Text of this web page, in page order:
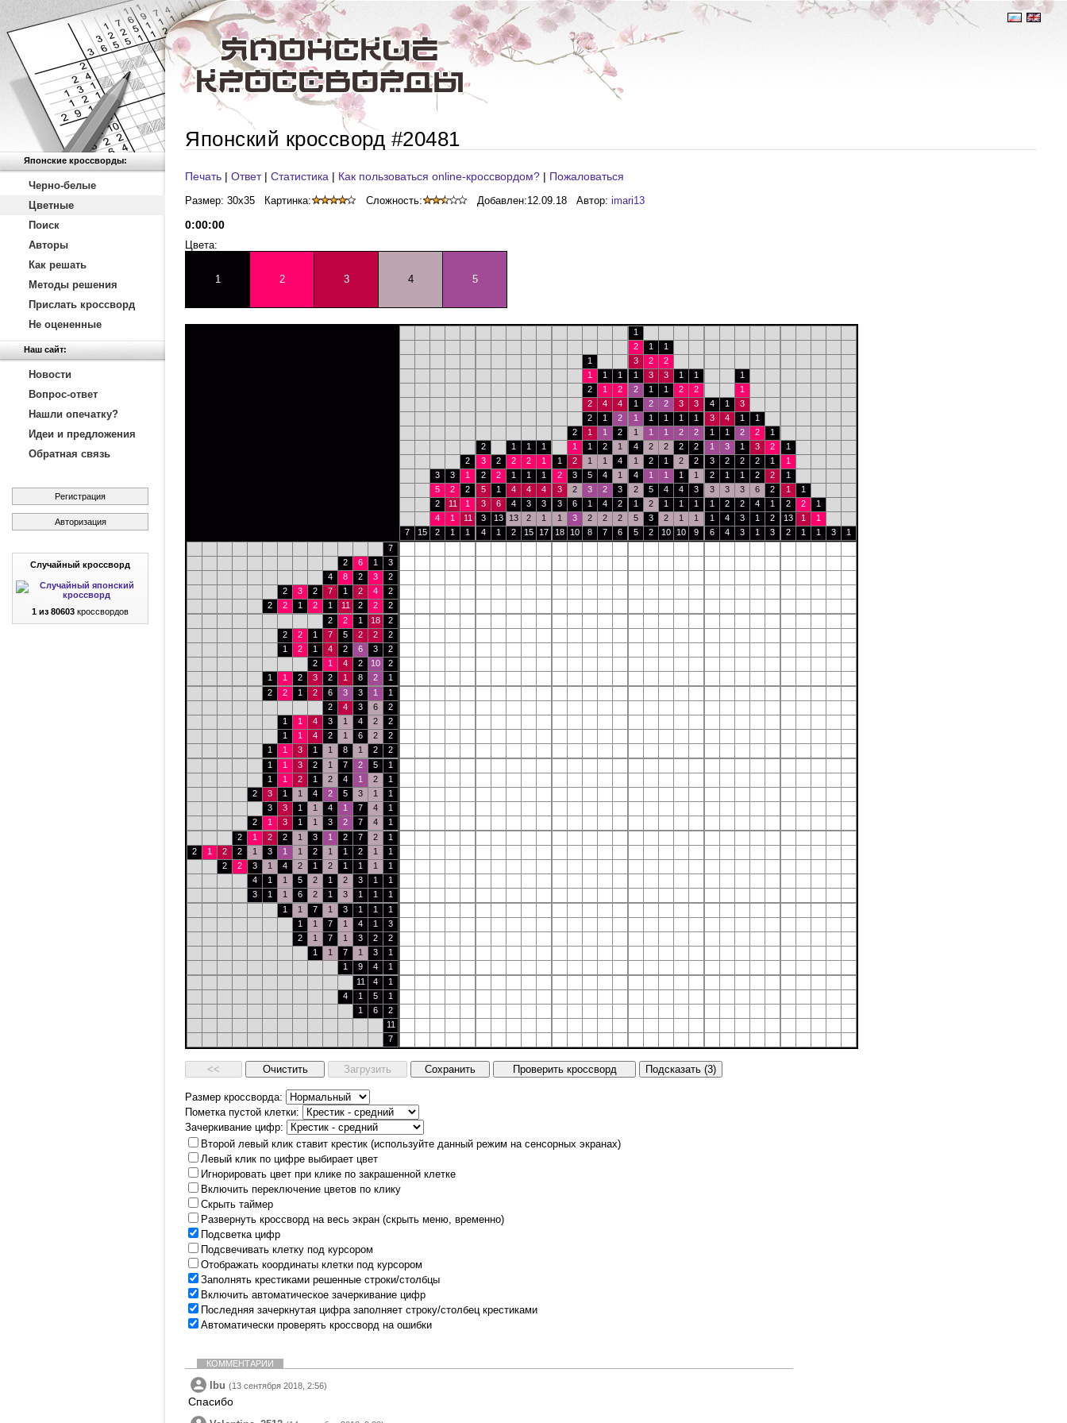
Японские кроссворды:
Черно-белые
Цветные
Поиск
Авторы
Как решать
Методы решения
Прислать кроссворд
Не оцененные
Наш сайт:
Новости
Вопрос-ответ
Нашли опечатку?
Идеи и предложения
Обратная связь
Регистрация
Авторизация
Случайный кроссворд
1 из 80603 кроссвордов
Японский кроссворд #20481
Печать | Ответ| Статистика | Как пользоваться online-кроссвордом? | Пожаловаться
Размер: 30x35 Картинка: Сложность: Добавлен:12.09.18 Автор: imari13
0:00:00
Цвета:
1 2 3 4 5
1
2
1
1
1
3 2
2
1
1 1 1 3 3 1 1
1
2
1 2 2 1 1 2 2
1
2
4 4 1 2 2 3 3 4 1
3
2
1 2 1 1 1 1 1 3 4 1
1
2
1 1 2 1 1 1 2 2 1 1 2 2
1
2
1 1 1 1 1 2 1 4 2 2 2 2 1 3 1 3 2
1
2
3 2 2 2 1 1 2 1 1 4 1 2 1 2 2 3 2 2 2 1
1
3
3 1 2 2 1 1 1 2 3 5 4 1 4 1 1 1 1 2 1 1 2 2
1
5
2 2 5 1 4 4 4 3 2 3 2 3 2 5 4 4 3 3 3 3 6 2 1
1
2
11 1 3 6 4 3 3 3 6 1 4 2 1 2 1 1 1 1 2 2 4 1 2 2
1
4
1 11 3 13 13 2 1 1 3 2 2 2 5 3 2 1 1 1 4 3 1 2 13 1
1
7
15 2 1 1 4 1 2 15 17 18 10 8 7 6 5 2 10 10 9 6 4 3 1 3 2 1 1 3
1
7
2
6 1
3
4
8 2 3
2
2
3 2 7 1 2 4
2
2
2 1 2 1 11 2 2
2
2
2 1 18
2
2
2 1 7 5 2 2
2
1
2 1 4 2 6 3
2
2
1 4 2 10
2
1
1 2 3 2 1 8 2
1
2
2 1 2 6 3 3 1
1
2
4 3 6
2
1
1 4 3 1 4 2
2
1
1 4 2 1 6 2
2
1
1 3 1 1 8 1 2
2
1
1 3 2 1 7 2 5
1
1
1 2 1 2 4 1 2
1
2
3 1 1 4 2 5 3 1
1
3
3 1 1 4 1 7 4
1
2
1 3 1 1 3 2 7 4
1
2
1 2 2 1 3 1 2 7 2
1
2
1 2 2 1 3 1 1 2 1 1 2 1
1
2
2 3 1 4 2 1 2 1 1 1
1
4
1 1 5 2 1 2 3 1
1
3
1 1 6 2 1 3 1 1
1
1
1 7 1 3 1 1
1
1
1 7 1 4 1
3
2
1 7 1 3 2
2
1
1 7 1 3
1
1
9 4
1
11
4
1
4
1 5
1
1
6
2
11
7
Размер кроссворда:
Пометка пустой клетки:
Зачеркивание цифр:
Второй левый клик ставит крестик (используйте данный режим на сенсорных экранах)
Левый клик по цифре выбирает цвет
Игнорировать цвет при клике по закрашенной клетке
Включить переключение цветов по клику
Скрыть таймер
Развернуть кроссворд на весь экран (скрыть меню, временно)
Подсветка цифр
Подсвечивать клетку под курсором
Отображать координаты клетки под курсором
Заполнять крестиками решенные строки/столбцы
Включить автоматическое зачеркивание цифр
Последняя зачеркнутая цифра заполняет строку/столбец крестиками
Автоматически проверять кроссворд на ошибки
КОММЕНТАРИИ
Ibu (13 сентября 2018, 2:56)
Спасибо